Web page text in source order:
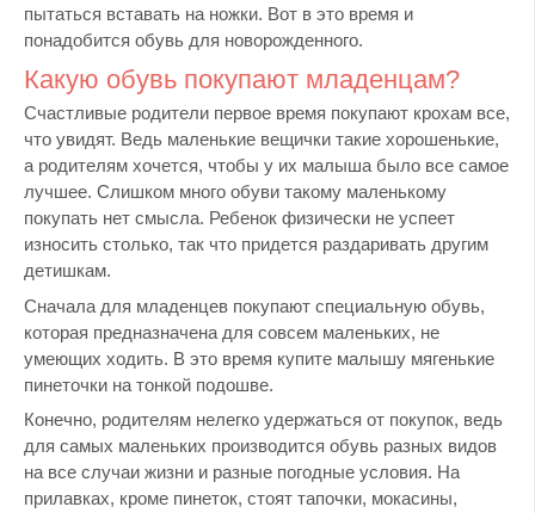
пытаться вставать на ножки. Вот в это время и
понадобится обувь для новорожденного.
Какую обувь покупают младенцам?
Счастливые родители первое время покупают крохам все,
что увидят. Ведь маленькие вещички такие хорошенькие,
а родителям хочется, чтобы у их малыша было все самое
лучшее. Слишком много обуви такому маленькому
покупать нет смысла. Ребенок физически не успеет
износить столько, так что придется раздаривать другим
детишкам.
Сначала для младенцев покупают специальную обувь,
которая предназначена для совсем маленьких, не
умеющих ходить. В это время купите малышу мягенькие
пинеточки на тонкой подошве.
Конечно, родителям нелегко удержаться от покупок, ведь
для самых маленьких производится обувь разных видов
на все случаи жизни и разные погодные условия. На
прилавках, кроме пинеток, стоят тапочки, мокасины,